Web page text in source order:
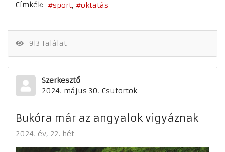
Címkék: sport oktatás
913 Találat
Szerkesztő
2024. május 30. Csütörtök
Bukóra már az angyalok vigyáznak
2024. év 22. hét